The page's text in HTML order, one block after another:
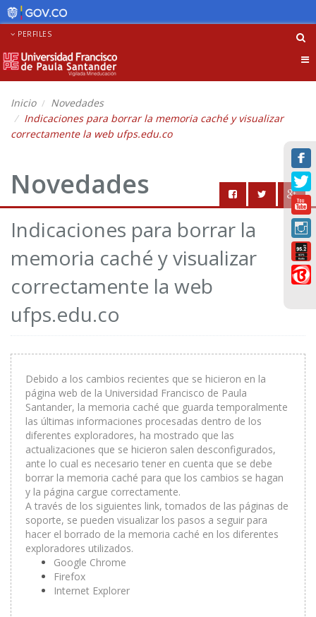
PERFILES
Inicio
Novedades
Indicaciones para borrar la memoria caché y visualizar
correctamente la web ufps.edu.co
Novedades
Indicaciones para borrar la
memoria caché y visualizar
correctamente la web
ufps.edu.co
Debido a los cambios recientes que se hicieron en la
página web de la Universidad Francisco de Paula
Santander, la memoria caché que guarda temporalmente
las últimas informaciones procesadas dentro de los
diferentes exploradores, ha mostrado que las
actualizaciones que se hicieron salen desconfigurados,
ante lo cual es necesario tener en cuenta que se debe
borrar la memoria caché para que los cambios se hagan
y la página cargue correctamente.
A través de los siguientes link, tomados de las páginas de
soporte, se pueden visualizar los pasos a seguir para
hacer el borrado de la memoria caché en los diferentes
exploradores utilizados.
Google Chrome
Firefox
Internet Explorer